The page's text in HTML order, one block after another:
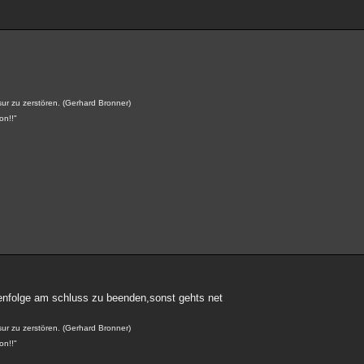
zu zerstören. (Gerhard Bronner)
am schluss zu beenden,sonst gehts net
zu zerstören. (Gerhard Bronner)